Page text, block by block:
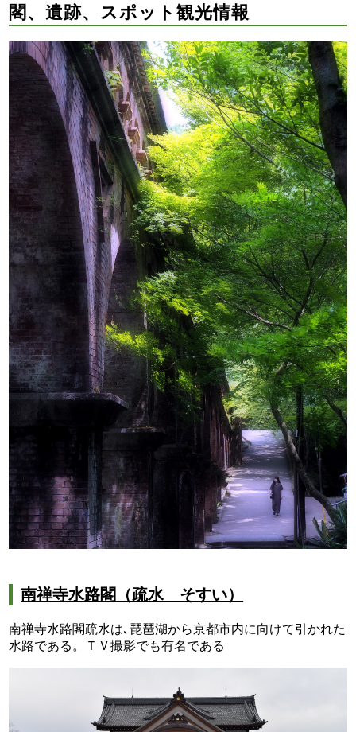
閣、遺跡、スポット観光情報
南禅寺水路閣（疏水 そすい）
南禅寺水路閣疏水は､琵琶湖から京都市内に向けて引かれた
水路である。ＴＶ撮影でも有名である